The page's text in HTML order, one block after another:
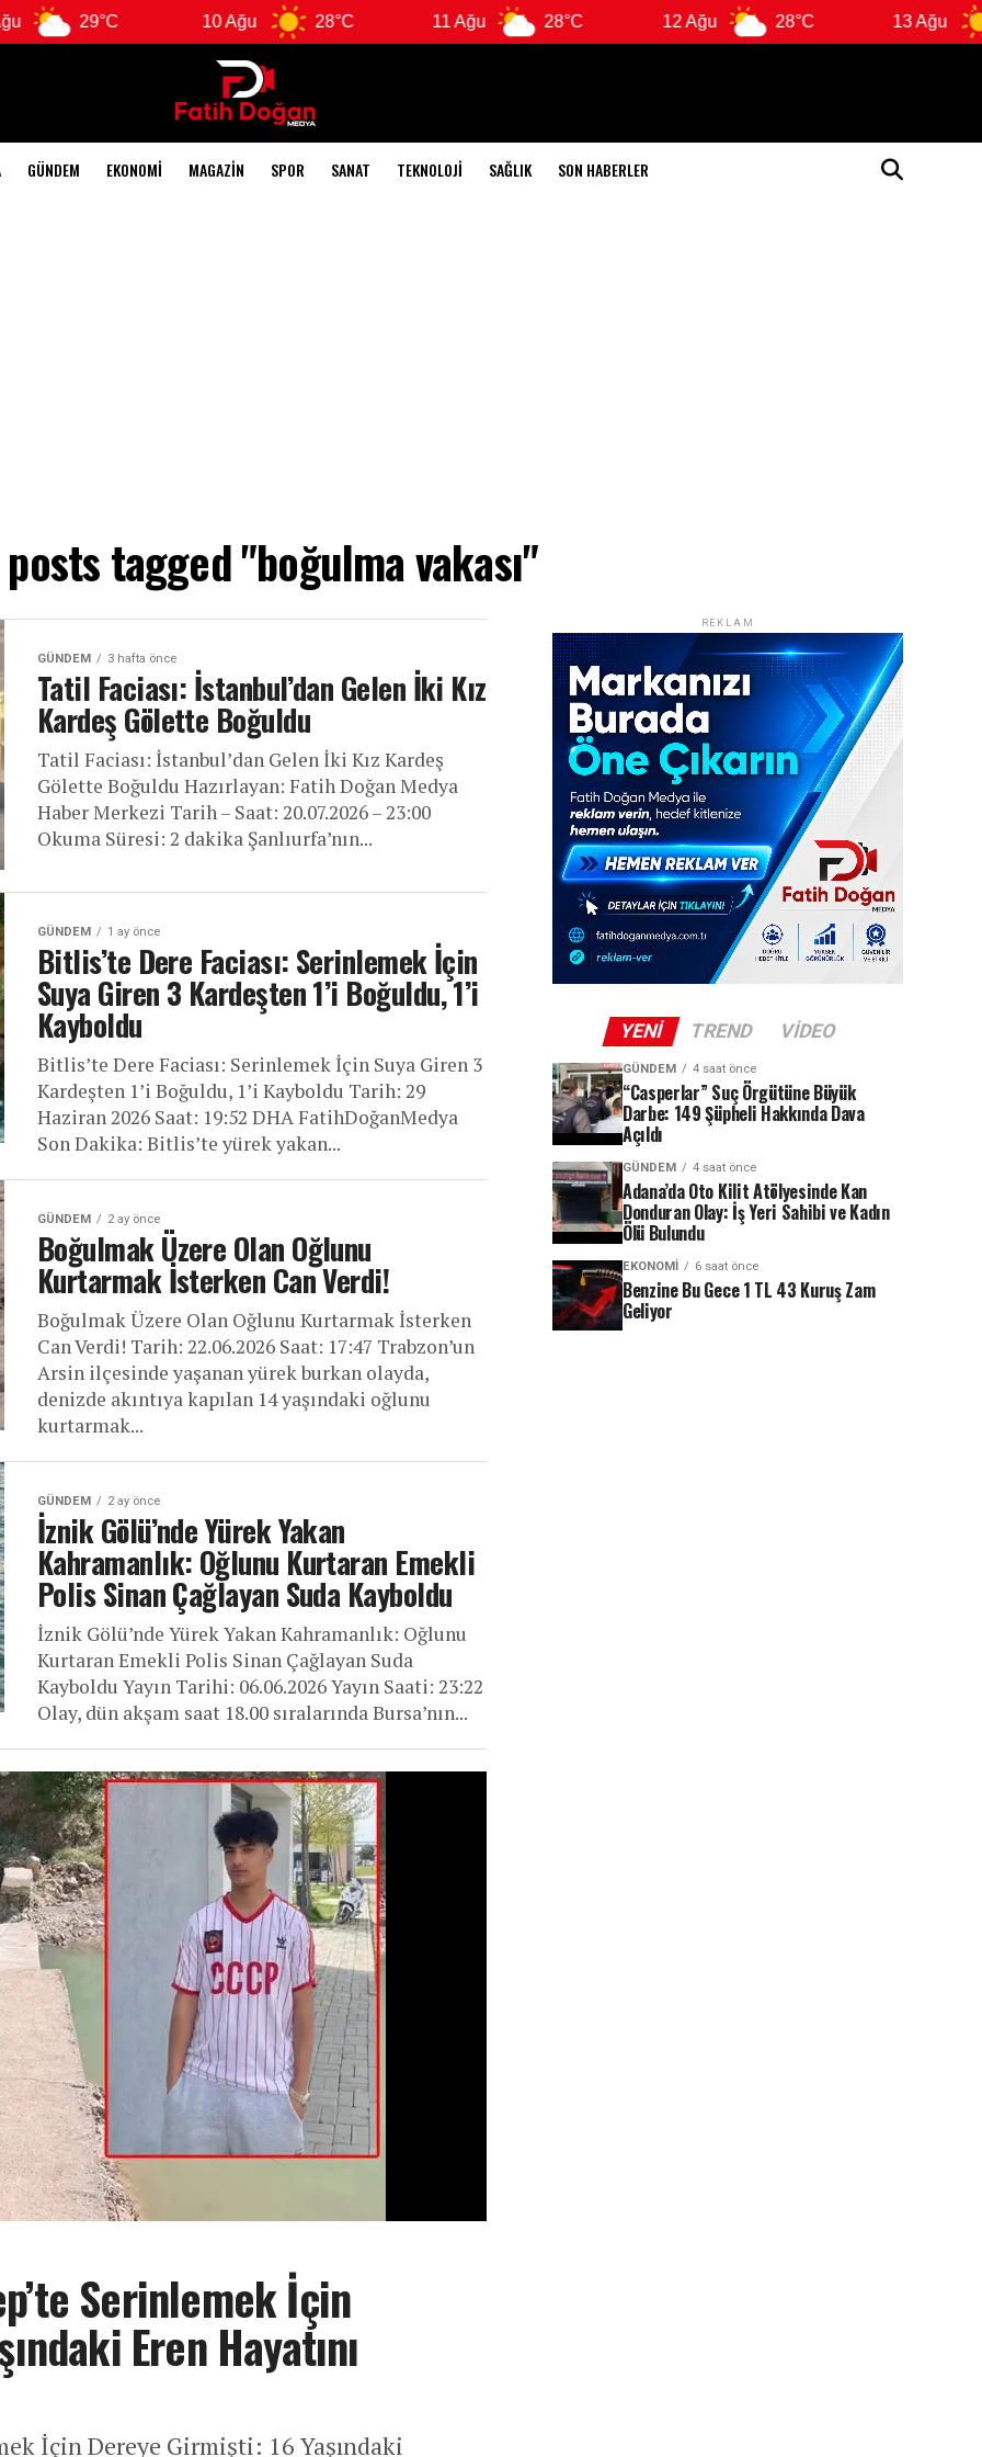
29°C 28°C 28°C 28°C
GÜNDEM EKONOMI MAGAZIN SPOR SANAT TEKNOLOJI SAĞLIK SON HABERLER
tagged "boğulma vakası"
GÜNDEM 3 hafta önce
Tatil Faciası: İstanbul’dan Gelen İki Kız
Kardeş Gölette Boğuldu
Tatil Faciası: İstanbul’dan Gelen İki Kız Kardeş
Gölette Boğuldu Hazırlayan: Fatih Doğan Medya
Haber Merkezi Tarih – Saat: 20.07.2026 – 23:00
Okuma Süresi: 2 dakika Şanlıurfa’nın...
GÜNDEM 1 ay önce
Bitlis’te Dere Faciası: Serinlemek İçin
Suya Giren 3 Kardeşten 1’i Boğuldu, 1’i
Kayboldu
Bitlis’te Dere Faciası: Serinlemek İçin Suya Giren 3
Kardeşten 1’i Boğuldu, 1’i Kayboldu Tarih: 29
Haziran 2026 Saat: 19:52 DHA FatihDoğanMedya
Son Dakika: Bitlis’te yürek yakan...
GÜNDEM 2 ay önce
Boğulmak Üzere Olan Oğlunu
Kurtarmak İsterken Can Verdi!
Boğulmak Üzere Olan Oğlunu Kurtarmak İsterken
Can Verdi! Tarih: 22.06.2026 Saat: 17:47 Trabzon’un
Arsin ilçesinde yaşanan yürek burkan olayda,
denizde akıntıya kapılan 14 yaşındaki oğlunu
kurtarmak...
GÜNDEM 2 ay önce
İznik Gölü’nde Yürek Yakan
Kahramanlık: Oğlunu Kurtaran Emekli
Polis Sinan Çağlayan Suda Kayboldu
İznik Gölü’nde Yürek Yakan Kahramanlık: Oğlunu
Kurtaran Emekli Polis Sinan Çağlayan Suda
Kayboldu Yayın Tarihi: 06.06.2026 Yayın Saati: 23:22
Olay, dün akşam saat 18.00 sıralarında Bursa’nın...
Serinlemek İçin
Eren Hayatını
İçin Dereye Girmişti: 16 Yaşındaki
REKLAM
YENI TREND VIDEO
GÜNDEM 4 saat önce
“Casperlar” Suç Örgütüne Büyük
Darbe: 149 Şüpheli Hakkında Dava
Açıldı
GÜNDEM 4 saat önce
Adana’da Oto Kilit Atölyesinde Kan
Donduran Olay: İş Yeri Sahibi ve Kadın
Ölü Bulundu
EKONOMI 6 saat önce
Benzine Bu Gece 1 TL 43 Kuruş Zam
Geliyor